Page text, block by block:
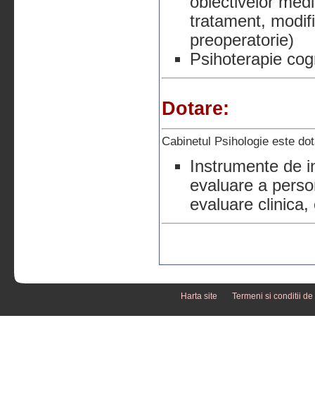
tratament,
preoperatorie)
Psihoterapie
Dotare:
Cabinetul Psihologie este
Instrumente de
evaluare a
evaluare clinica,
Harta site Termeni si conditii